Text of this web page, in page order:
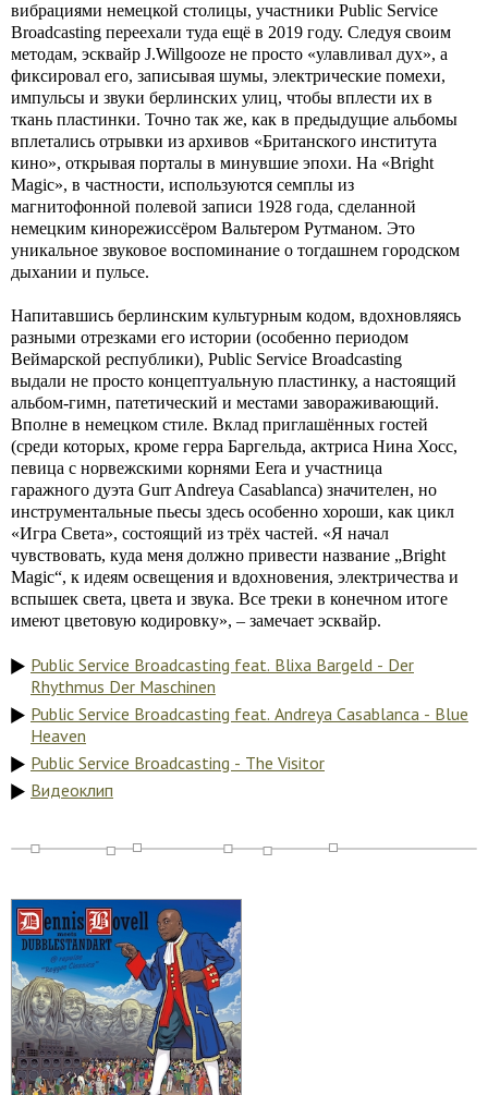
вибрациями немецкой столицы, участники Public Service
Broadcasting переехали туда ещё в 2019 году. Следуя своим
методам, эсквайр J.Willgooze не просто «улавливал дух», а
фиксировал его, записывая шумы, электрические помехи,
импульсы и звуки берлинских улиц, чтобы вплести их в
ткань пластинки. Точно так же, как в предыдущие альбомы
вплетались отрывки из архивов «Британского института
кино», открывая порталы в минувшие эпохи. На «Bright
Magic», в частности, используются семплы из
магнитофонной полевой записи 1928 года, сделанной
немецким кинорежиссёром Вальтером Рутманом. Это
уникальное звуковое воспоминание о тогдашнем городском
дыхании и пульсе.
Напитавшись берлинским культурным кодом, вдохновляясь
разными отрезками его истории (особенно периодом
Веймарской республики), Public Service Broadcasting
выдали не просто концептуальную пластинку, а настоящий
альбом-гимн, патетический и местами завораживающий.
Вполне в немецком стиле. Вклад приглашённых гостей
(среди которых, кроме герра Баргельда, актриса Нина Хосс,
певица с норвежскими корнями Eera и участница
гаражного дуэта Gurr Andreya Casablanca) значителен, но
инструментальные пьесы здесь особенно хороши, как цикл
«Игра Света», состоящий из трёх частей. «Я начал
чувствовать, куда меня должно привести название „Bright
Magic“, к идеям освещения и вдохновения, электричества и
вспышек света, цвета и звука. Все треки в конечном итоге
имеют цветовую кодировку», – замечает эсквайр.
Public Service Broadcasting feat. Blixa Bargeld - Der
Rhythmus Der Maschinen
Public Service Broadcasting feat. Andreya Casablanca - Blue
Heaven
Public Service Broadcasting - The Visitor
Видеоклип